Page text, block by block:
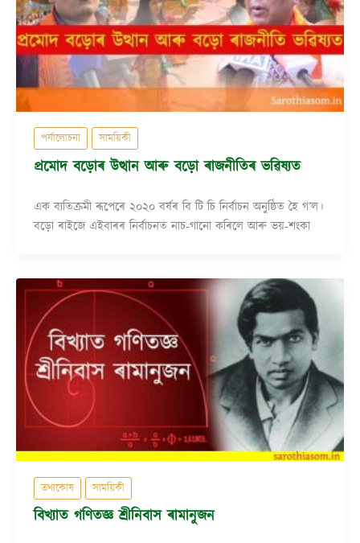
পৰ্যালোচনা সাময়িকী
প্ৰমোদ বড়োৰ উত্থান আৰু বড়ো ৰাজনীতিৰ ভৱিষ্যত
এক ব্যতিক্ৰমী ৰূপেৰে ২০২০ বৰ্ষৰ বি টি চি নিৰ্বাচন অনুষ্ঠিত হৈ গ’ল।
বড়ো ৰাইজে এইবাৰৰ নিৰ্বাচনত নাচ-গানো কৰিলে আৰু ভয়-শংকা
তথ্যকোষ সাময়িকী
বিখ্যাত গণিতজ্ঞ শ্ৰীনিবাস ৰামানুজন